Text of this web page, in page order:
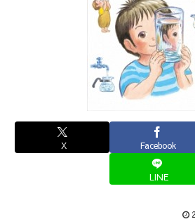
X Facebook
LINE